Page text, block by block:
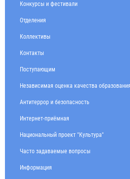
Конкурсы и фестивали
Отделения
Коллективы
Контакты
Поступающим
Независимая оценка качества образования
Антитеррор и безопасность
Интернет-приёмная
Национальный проект "Культура"
Часто задаваемые вопросы
Информация